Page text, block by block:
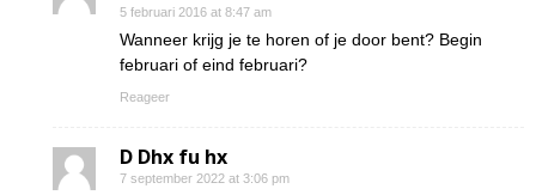
5 februari 2016 at 8:47 am
Wanneer krijg je te horen of je door bent? Begin
februari of eind februari?
Reageer
D Dhx fu hx
7 september 2022 at 3:06 pm